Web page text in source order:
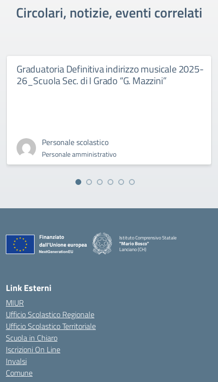
Circolari, notizie, eventi correlati
Graduatoria Definitiva indirizzo musicale 2025-
26_Scuola Sec. di I Grado “G. Mazzini”
Personale scolastico
Personale amministrativo
Istituto Comprensivo Statale
"Mario Bosco"
Lanciano (CH)
Link Esterni
MIUR
Ufficio Scolastico Regionale
Ufficio Scolastico Territoriale
Scuola in Chiaro
Iscrizioni On Line
Invalsi
Comune